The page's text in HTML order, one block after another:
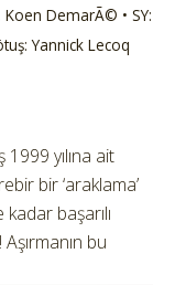
Koen DemarÃ© • SY:
Yannick Lecoq
1999 yılına ait
bir ‘araklama’
başarılı
bu